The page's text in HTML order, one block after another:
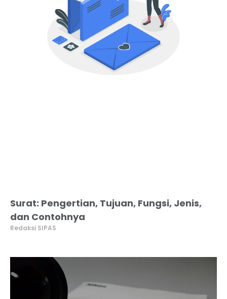
Surat: Pengertian, Tujuan, Fungsi, Jenis,
dan Contohnya
Redaksi SIPAS